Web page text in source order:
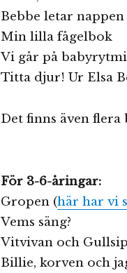
Bebbe letar nappen
Min lilla fågelbok
Vi går på
Titta djur! Ur Elsa
Det finns även flera
För 3-6-åringar:
Gropen (här har vi
Vems säng?
Vitvivan och
Billie, korven och